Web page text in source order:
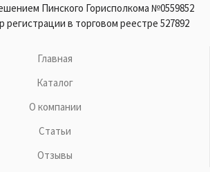
Пинского Горисполкома №0559852
регистрации в торговом реестре 527892
Главная
Каталог
О компании
Статьи
Отзывы